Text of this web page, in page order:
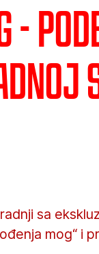
-
sa
mog“ i